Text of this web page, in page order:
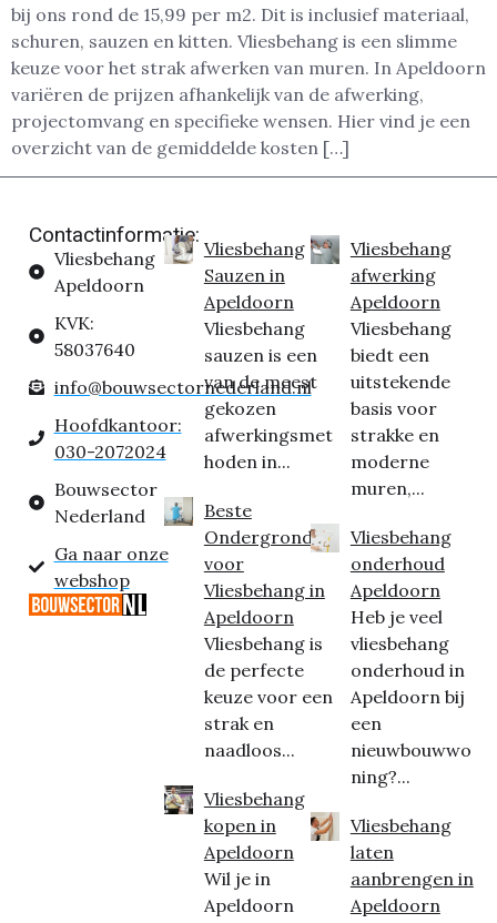
bij ons rond de 15,99 per m2. Dit is inclusief materiaal,
schuren, sauzen en kitten. Vliesbehang is een slimme
keuze voor het strak afwerken van muren. In Apeldoorn
variëren de prijzen afhankelijk van de afwerking,
projectomvang en specifieke wensen. Hier vind je een
overzicht van de gemiddelde kosten […]
Contactinformatie:
Vliesbehang
Apeldoorn
KVK:
58037640
info@bouwsectornederland.nl
Hoofdkantoor:
030-2072024
Bouwsector
Nederland
Ga naar onze
webshop
Vliesbehang
Sauzen in
Apeldoorn
Vliesbehang
sauzen is een
van de meest
gekozen
afwerkingsmet
hoden in...
Beste
Ondergrond
voor
Vliesbehang in
Apeldoorn
Vliesbehang is
de perfecte
keuze voor een
strak en
naadloos...
Vliesbehang
kopen in
Apeldoorn
Wil je in
Apeldoorn
Vliesbehang
afwerking
Apeldoorn
Vliesbehang
biedt een
uitstekende
basis voor
strakke en
moderne
muren,...
Vliesbehang
onderhoud
Apeldoorn
Heb je veel
vliesbehang
onderhoud in
Apeldoorn bij
een
nieuwbouwwo
ning?...
Vliesbehang
laten
aanbrengen in
Apeldoorn